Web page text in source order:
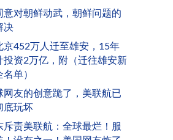
意对朝鲜动武，朝鲜问题的
决
京452万人迁至雄安，15年
投资2万亿，附（迁往雄安新
单）
网友的创意跪了，美联航已
底玩坏
斥责美联航：全球最烂！服